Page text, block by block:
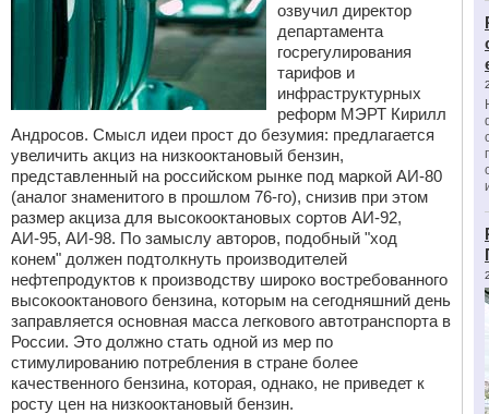
озвучил директор
департамента
госрегулирования
тарифов и
инфраструктурных
реформ МЭРТ Кирилл
Андросов. Смысл идеи прост до безумия: предлагается
увеличить акциз на низкооктановый бензин,
представленный на российском рынке под маркой АИ-80
(аналог знаменитого в прошлом 76-го), снизив при этом
размер акциза для высокооктановых сортов АИ-92,
АИ-95, АИ-98. По замыслу авторов, подобный "ход
конем" должен подтолкнуть производителей
нефтепродуктов к производству широко востребованного
высокооктанового бензина, которым на сегодняшний день
заправляется основная масса легкового автотранспорта в
России. Это должно стать одной из мер по
стимулированию потребления в стране более
качественного бензина, которая, однако, не приведет к
росту цен на низкооктановый бензин.